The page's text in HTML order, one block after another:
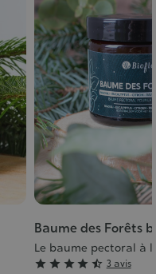
Baume des Forêts
Le baume pectoral à
Grade
     3 avis